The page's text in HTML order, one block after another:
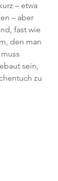
– etwa
– aber
fast wie
den man
sein,
zu